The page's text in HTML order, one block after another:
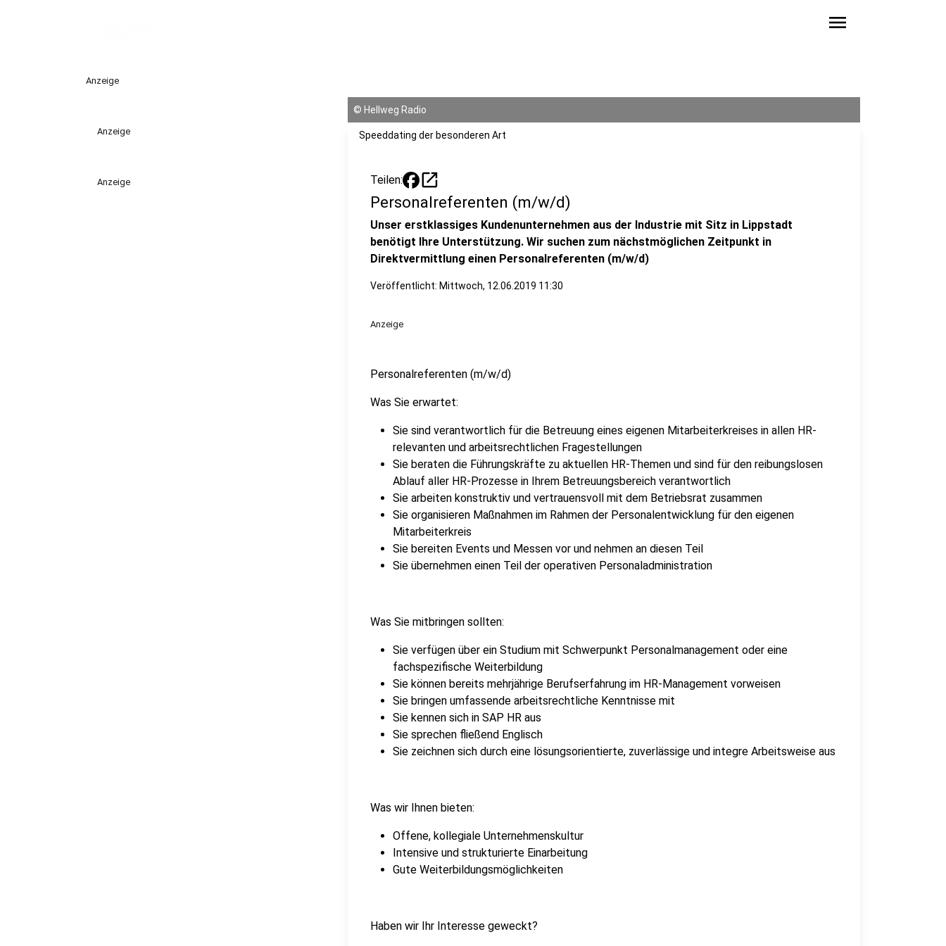
menu
Anzeige
Anzeige
Anzeige
© Hellweg Radio
Speeddating der besonderen Art
Teilen: open_in_new
Personalreferenten (m/w/d)
Unser erstklassiges Kundenunternehmen aus der Industrie mit Sitz in Lippstadt
benötigt Ihre Unterstützung. Wir suchen zum nächstmöglichen Zeitpunkt in
Direktvermittlung einen Personalreferenten (m/w/d)
Veröffentlicht: Mittwoch, 12.06.2019 11:30
Anzeige
Personalreferenten (m/w/d)
Was Sie erwartet:
Sie sind verantwortlich für die Betreuung eines eigenen Mitarbeiterkreises in allen HR-
relevanten und arbeitsrechtlichen Fragestellungen
Sie beraten die Führungskräfte zu aktuellen HR-Themen und sind für den reibungslosen
Ablauf aller HR-Prozesse in Ihrem Betreuungsbereich verantwortlich
Sie arbeiten konstruktiv und vertrauensvoll mit dem Betriebsrat zusammen
Sie organisieren Maßnahmen im Rahmen der Personalentwicklung für den eigenen
Mitarbeiterkreis
Sie bereiten Events und Messen vor und nehmen an diesen Teil
Sie übernehmen einen Teil der operativen Personaladministration
Was Sie mitbringen sollten:
Sie verfügen über ein Studium mit Schwerpunkt Personalmanagement oder eine
fachspezifische Weiterbildung
Sie können bereits mehrjährige Berufserfahrung im HR-Management vorweisen
Sie bringen umfassende arbeitsrechtliche Kenntnisse mit
Sie kennen sich in SAP HR aus
Sie sprechen fließend Englisch
Sie zeichnen sich durch eine lösungsorientierte, zuverlässige und integre Arbeitsweise aus
Was wir Ihnen bieten:
Offene, kollegiale Unternehmenskultur
Intensive und strukturierte Einarbeitung
Gute Weiterbildungsmöglichkeiten
Haben wir Ihr Interesse geweckt?